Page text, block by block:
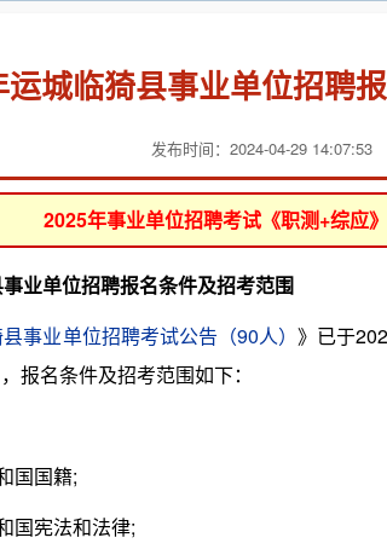
运城临猗县事业单位招聘
发布时间：2024-04-29 14:07:53
2025年事业单位招聘考试《职测+综应
业单位招聘报名条件及招考范围
事业单位招聘考试公告（90人）》已于
报名条件及招考范围如下：
国国籍;
宪法和法律;